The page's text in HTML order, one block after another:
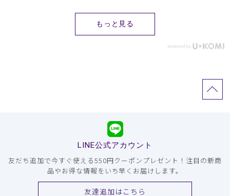
もっと見る
LINE公式アカウント
友だち追加で今すぐ使える550円クーポンプレゼント！注目の新商
品やお得な情報をいち早くお届けします。
友達追加はこちら